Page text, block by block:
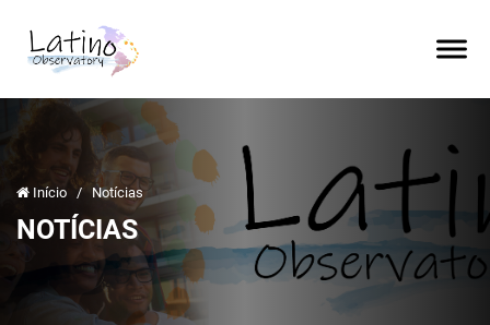
Início / Notícias
NOTÍCIAS